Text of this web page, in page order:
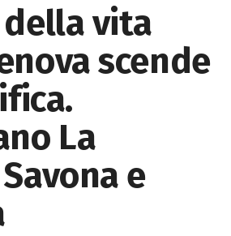
vita
scende
La
e